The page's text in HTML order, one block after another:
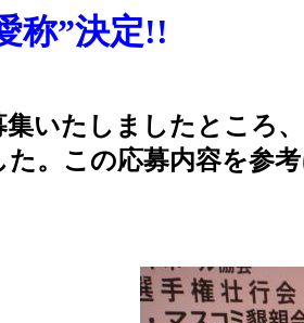
称”決定!!
いたしましたところ
。この応募内容を参